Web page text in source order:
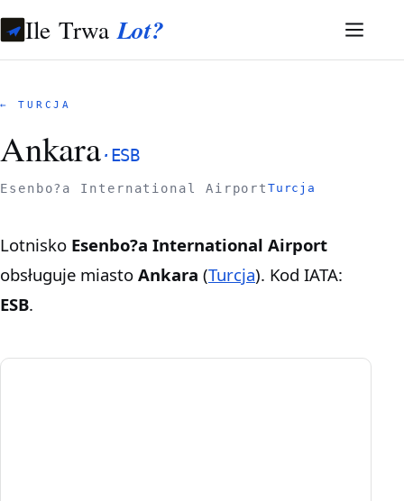
Ile TrwaLot?
← TURCJA
Ankara· ESB
Esenbo?a International AirportTurcja
Lotnisko Esenbo?a International Airport
obsługuje miasto Ankara (Turcja). Kod IATA:
ESB.